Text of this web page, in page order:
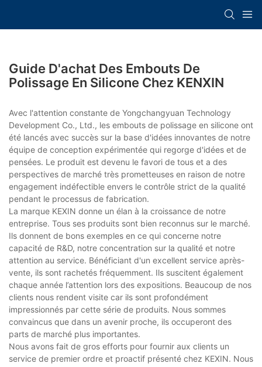
Guide D'achat Des Embouts De
Polissage En Silicone Chez KENXIN
Avec l'attention constante de Yongchangyuan Technology
Development Co., Ltd., les embouts de polissage en silicone ont
été lancés avec succès sur la base d'idées innovantes de notre
équipe de conception expérimentée qui regorge d'idées et de
pensées. Le produit est devenu le favori de tous et a des
perspectives de marché très prometteuses en raison de notre
engagement indéfectible envers le contrôle strict de la qualité
pendant le processus de fabrication.
La marque KEXIN donne un élan à la croissance de notre
entreprise. Tous ses produits sont bien reconnus sur le marché.
Ils donnent de bons exemples en ce qui concerne notre
capacité de R&D, notre concentration sur la qualité et notre
attention au service. Bénéficiant d'un excellent service après-
vente, ils sont rachetés fréquemment. Ils suscitent également
chaque année l’attention lors des expositions. Beaucoup de nos
clients nous rendent visite car ils sont profondément
impressionnés par cette série de produits. Nous sommes
convaincus que dans un avenir proche, ils occuperont des
parts de marché plus importantes.
Nous avons fait de gros efforts pour fournir aux clients un
service de premier ordre et proactif présenté chez KEXIN. Nous